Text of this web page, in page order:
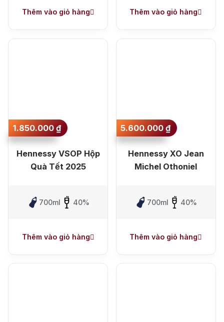
Whisky Nhật
Johnnie Walker Singleton
Absolut Courvoisier
Danzka
+ Ưu đãi giữa năm: Ngập tràn quà
Thêm vào giỏ hàng Thêm vào giỏ hàng
1.850.000₫
Hennessy VSOP Hộp
Quà Tết 2025
700ml 40%
Thêm vào giỏ hàng
5.600.000₫
Hennessy XO Jean
Michel Othoniel
700ml 40%
Thêm vào giỏ hàng